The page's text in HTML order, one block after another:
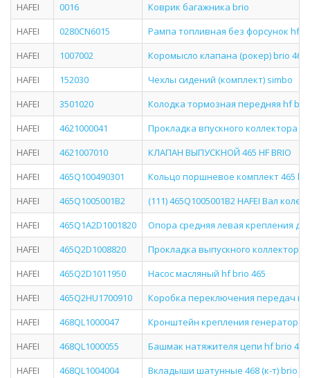
HAFEI
0016
Коврик багажника brio
HAFEI
0280CN6015
Рампа топливная без форсунок hf
HAFEI
1007002
Коромысло клапана (рокер) brio 465
HAFEI
152030
Чехлы сидений (комплект) simbo
HAFEI
3501020
Колодка тормозная передняя hf
HAFEI
4621000041
Прокладка впускного коллектора
HAFEI
4621007010
КЛАПАН ВЫПУСКНОЙ 465 HF BRIO
HAFEI
465Q100490301
Кольцо поршневое комплект 465
HAFEI
465Q1005001B2
(111) 465Q1005001B2 HAFEI Вал
HAFEI
465Q1A2D1001820
Опора средняя левая крепления
HAFEI
465Q2D1008820
Прокладка выпускного коллектора
HAFEI
465Q2D1011950
Насос масляный hf brio 465
HAFEI
465Q2HU1700910
Коробка переключения передач в
HAFEI
468QL1000047
Кронштейн крепления генератора
HAFEI
468QL1000055
Башмак натяжителя цепи hf brio 468
HAFEI
468QL1004004
Вкладыши шатунные 468 (к-т) brio